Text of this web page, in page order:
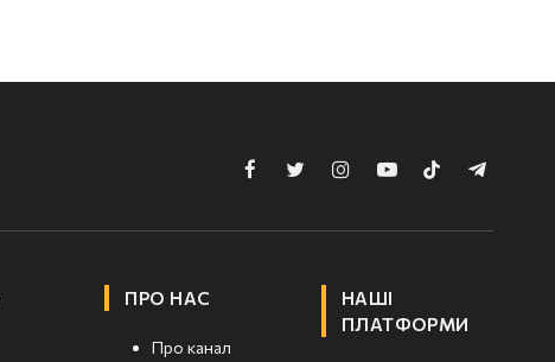
FacebookTwitterInstagramYouTubeTikTokTelegram
ПРО НАС
Про канал
НАШІ
ПЛАТФОРМИ